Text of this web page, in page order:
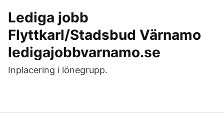
Lediga jobb
Flyttkarl/Stadsbud Värnamo
ledigajobbvarnamo.se
Inplacering i lönegrupp.